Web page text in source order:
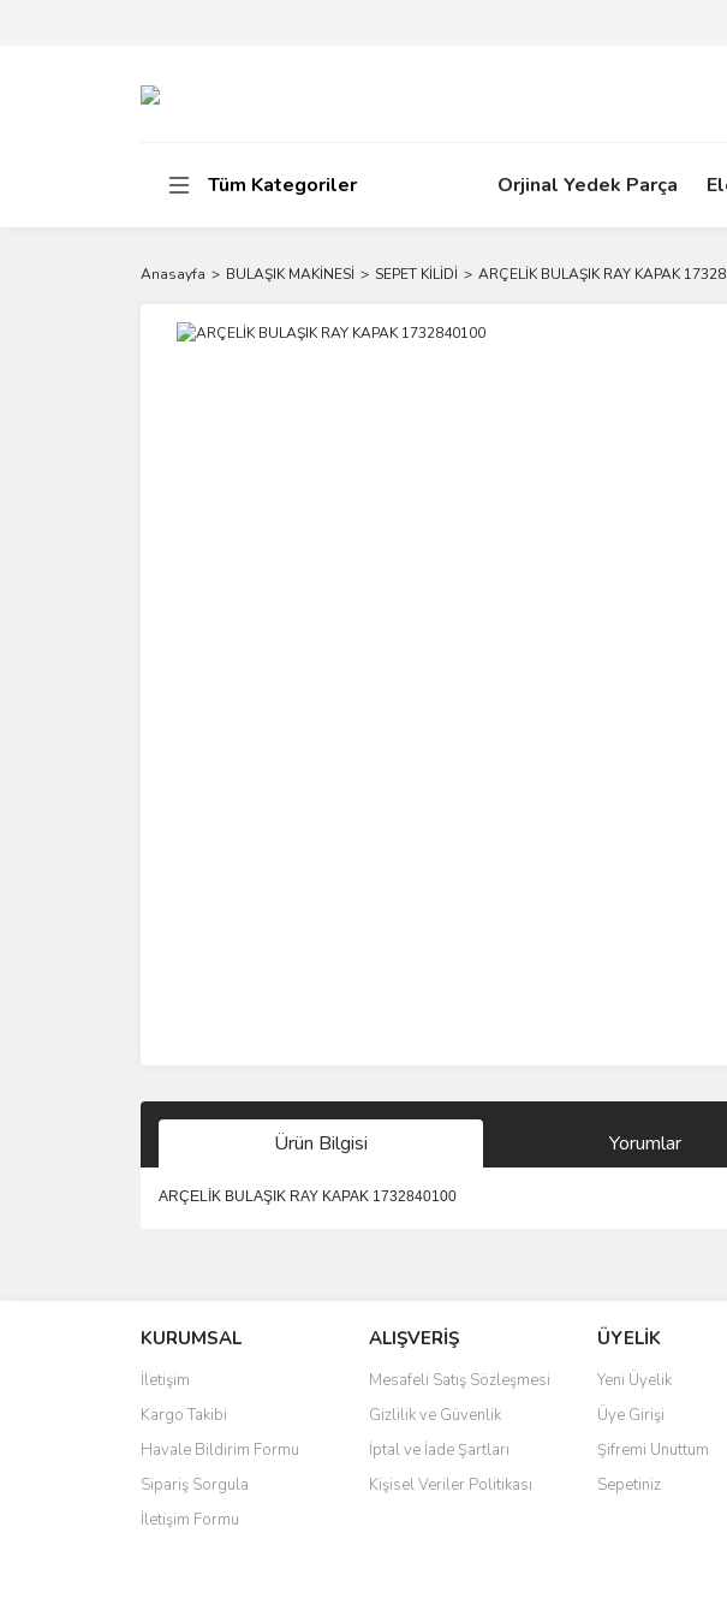
Tüm Kategoriler Orjinal Yedek Parça
Anasayfa BULAŞIK MAKİNESİ SEPET KİLİDİ ARÇELİK BULAŞIK RAY KAPAK
Ürün Bilgisi Yorumlar
ARÇELİK BULAŞIK RAY KAPAK 1732840100
Ürün resmi kalitesiz, bozuk veya görüntülenemiyor.
Ürün açıklamasında eksik bilgiler bulunuyor.
Ürün bilgilerinde hatalar bulunuyor.
Ürün fiyatı diğer sitelerden daha pahalı.
Bu ürüne benzer farklı alternatifler olmalı.
KURUMSAL
İletişim
Kargo Takibi
Havale Bildirim Formu
Sipariş Sorgula
İletişim Formu
ALIŞVERİŞ
Mesafeli Satış Sözleşmesi
Gizlilik ve Güvenlik
İptal ve İade Şartları
Kişisel Veriler Politikası
ÜYELİK
Yeni Üyelik
Üye Girişi
Şifremi Unuttum
Sepetiniz